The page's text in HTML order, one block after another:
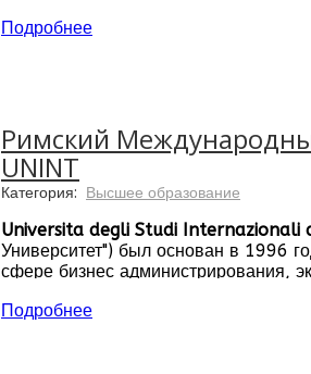
Исследования в Школе бизнеса
Подробнее
Римский
UNINT
Категория: Высшее образование
Universita degli Studi
Университет") был основан в 1996
сфере бизнес администрирования,
Подробнее